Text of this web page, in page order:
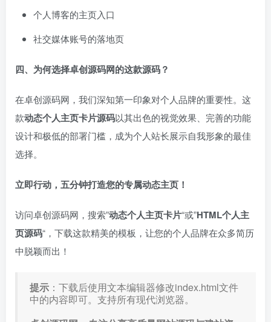
个人博客的主页入口
社交媒体账号的落地页
四、为何选择卓创源码网的这款源码？
在卓创源码网，我们深知第一印象对个人品牌的重要性。这
款动态个人主页卡片源码以其出色的视觉效果、完善的功能
设计和极低的部署门槛，成为个人站长展示自我形象的最佳
选择。
立即行动，五分钟打造您的专属动态主页！
访问卓创源码网，搜索”动态个人主页卡片“或”HTML个人主
页源码“，下载这款精美的模板，让您的个人品牌在众多简历
中脱颖而出！
提示 ：下载后使用文本编辑器修改index.html文件
中的内容即可。支持所有现代浏览器。